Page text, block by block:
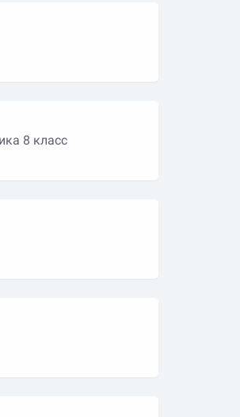
8 класс